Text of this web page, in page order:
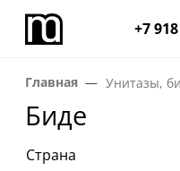
+7
Главная Унитазы,
Биде
Страна